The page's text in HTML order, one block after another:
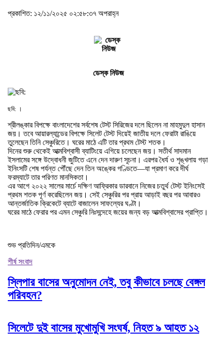
প্রকাশিত: ১২/১১/২০২৫ ০২:৫৮:৩৭ অপরাহ্ন
ডেস্ক নিউজ
ছবি: ।
শ্রীলঙ্কার বিপক্ষে বাংলাদেশের সর্বশেষ টেস্ট সিরিজের দলে ছিলেন না মাহমুদুল হাসান
জয়। তবে আয়ারল্যান্ডের বিপক্ষে সিলেট টেস্ট দিয়েই জাতীয় দলে ফেরাটা রাঙিয়ে
তুলেছেন তিনি সেঞ্চুরিতে। ঘরের মাঠে এটি তার প্রথম টেস্ট শতক।
দিনের শুরু থেকেই আত্মবিশ্বাসী ব্যাটিংয়ে এগিয়ে চলেছেন জয়। সতীর্থ সাদমান
ইসলামের সঙ্গে উদ্বোধনী জুটিতে এনে দেন দারুণ সূচনা। এরপর ধৈর্য ও শৃঙ্খলায় গড়া
ইনিংসটি শেষ পর্যন্ত পৌঁছে দেন তিন অঙ্কের গণ্ডিতে—যা প্রমাণ করে দীর্ঘ
ফরম্যাটে তার পরিণত মানসিকতা।
এর আগে ২০২২ সালের মার্চে দক্ষিণ আফ্রিকার ডারবানে নিজের চতুর্থ টেস্ট ইনিংসেই
প্রথম শতক পূর্ণ করেছিলেন জয়। সেই সেঞ্চুরির পর প্রায় আড়াই বছর পর আবারও
আন্তর্জাতিক ক্রিকেটে ব্যাটে বাজালেন সাফল্যের ঘণ্টা।
ঘরের মাঠে ফেরার পর এমন সেঞ্চুরি নিঃসন্দেহে জয়ের জন্য বড় আত্মবিশ্বাসের প্রাপ্তি।
শুভ প্রতিদিন/এমকে
শীর্ষ সংবাদ
স্লিপার বাসের অনুমোদন নেই, তবু কীভাবে চলছে বেঙ্গল
পরিবহন?
সিলেটে দুই বাসের মুখোমুখি সংঘর্ষ, নিহত ৯ আহত ১২